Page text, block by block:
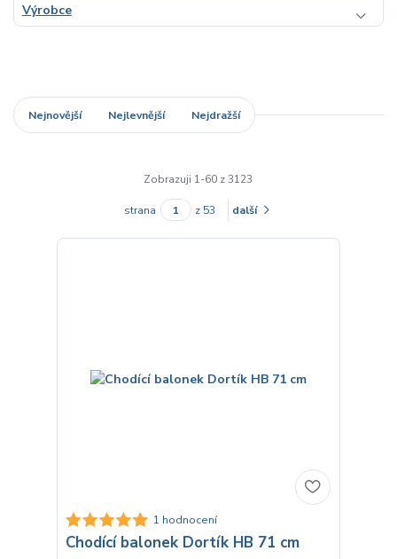
Výrobce
Nejnovější Nejlevnější Nejdražší
Zobrazuji 1-60 z 3123
strana z 53 další
1 hodnocení
Chodící balonek Dortík HB 71 cm